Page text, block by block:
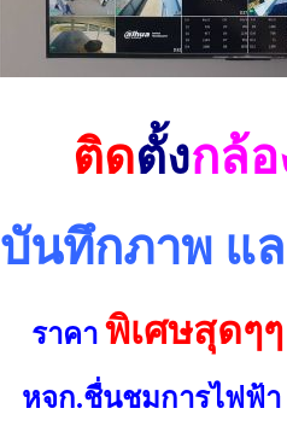
ติดตั้งกล้อ
บันทึกภาพ แ
ราคา พิเศษสุดๆ
หจก.ชื่นชมการไฟฟ้า